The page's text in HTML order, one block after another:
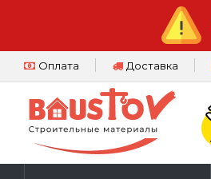
Оплата Доставка